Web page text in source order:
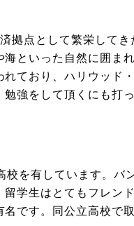
拠点として繁栄して
といった自然に囲ま
ており、ハリウッド
強をして頂くにも打
を有しています。バ
学生はとてもフレン
です。同公立高校で